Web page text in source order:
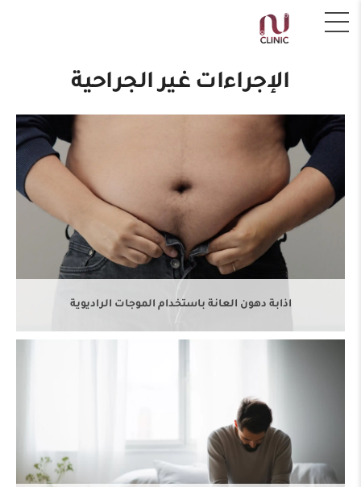
الإجراءات غير الجراحية
اذابة دهون العانة باستخدام الموجات الراديوية
اذابة دهون العانة باستخدام الموجات الراديوية
أحدث طرق تكبير القضيب في دبي وإسطنبول: تقنية حقن
الأندروفيل
العلاج بالموجات الراديوية لزيادة طول القضيب